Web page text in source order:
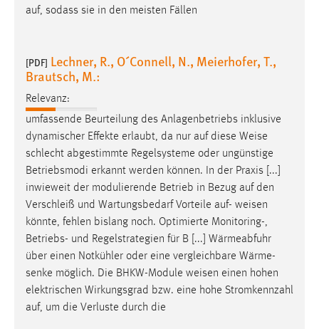
auf, sodass sie in den meisten Fällen
[PDF] Lechner, R., O´Connell, N., Meierhofer, T.,
Brautsch, M.:
Relevanz:
umfassende Beurteilung des Anlagenbetriebs inklusive
dynamischer Effekte erlaubt, da nur auf diese Weise
schlecht abgestimmte Regelsysteme oder ungünstige
Betriebsmodi erkannt werden können. In der Praxis [...]
inwieweit der modulierende Betrieb in Bezug auf den
Verschleiß und Wartungsbedarf Vorteile auf- weisen
könnte, fehlen bislang noch. Optimierte Monitoring-,
Betriebs- und Regelstrategien für B [...] Wärmeabfuhr
über einen Notkühler oder eine vergleichbare Wärme-
senke möglich. Die BHKW-Module weisen einen hohen
elektrischen Wirkungsgrad bzw. eine hohe Stromkennzahl
auf, um die Verluste durch die